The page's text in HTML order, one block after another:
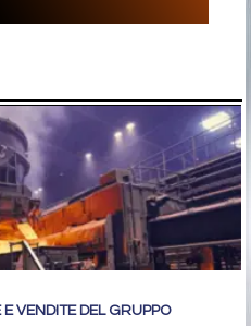
VENDITE DEL GRUPPO